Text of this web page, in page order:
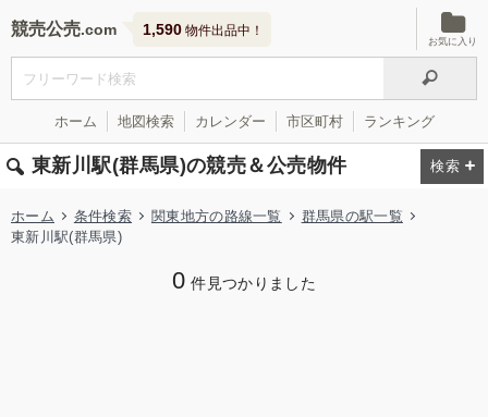
競売公売 1,590 物件出品中！
お気に入り
ホーム 地図検索 カレンダー 市区町村 ランキング
東新川駅(群馬県)の競売＆公売物件
ホーム 条件検索 関東地方の路線一覧
群馬県の駅一覧
東新川駅(群馬県)
0 件見つかりました